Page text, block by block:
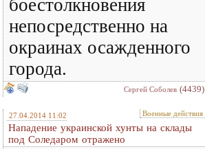
боестолкновения
непосредственно на
окраинах осажденного
города.
Сергей Соболев (4439)
27.04.2014 11:02 Военные действия
Нападение украинской хунты на склады
под Соледаром отражено